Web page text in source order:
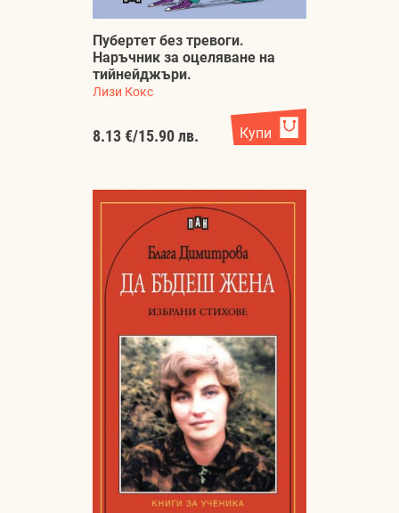
Пубертет без тревоги.
Наръчник за оцеляване на
тийнейджъри.
Лизи Кокс
8.13 €/15.90 лв. Купи